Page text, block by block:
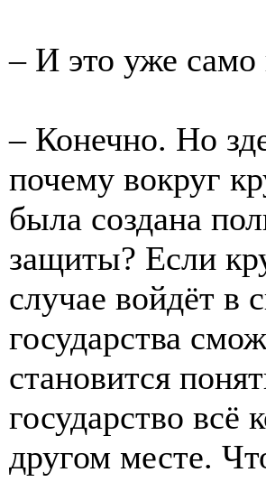
– И это уже само
– Конечно. Но
почему вокруг
была создана
защиты? Если
случае войдёт в
государства
становится
государство всё
другом месте.